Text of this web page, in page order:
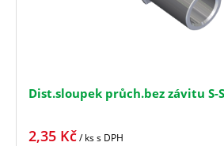
Dist.sloupek průch.bez závitu S-
2,35 Kč/ kss DPH